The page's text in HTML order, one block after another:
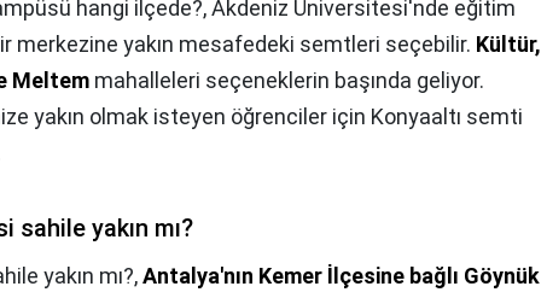
hangi ilçede?,Akdeniz Üniversitesi'nde eğitim
merkezine yakın mesafedeki semtleri seçebilir. Kültür,
Meltem mahalleleri seçeneklerin başında geliyor.
yakın olmak isteyen öğrenciler için Konyaaltı semti
sahile yakın mı?
yakın mı?,Antalya'nın Kemer İlçesine bağlı Göynük